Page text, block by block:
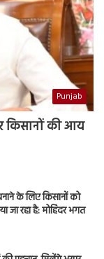
Punjab
किसानों की आय
के लिए किसानों को
जा रहा है: मोहिंदर भगत